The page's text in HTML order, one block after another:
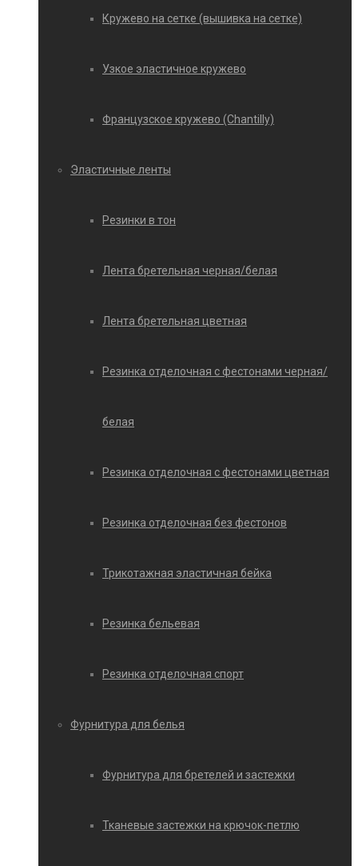
Кружево на сетке (вышивка на сетке)
Узкое эластичное кружево
Французское кружево (Chantilly)
Эластичные ленты
Резинки в тон
Лента бретельная черная/белая
Лента бретельная цветная
Резинка отделочная с фестонами черная/
белая
Резинка отделочная с фестонами цветная
Резинка отделочная без фестонов
Трикотажная эластичная бейка
Резинка бельевая
Резинка отделочная спорт
Фурнитура для белья
Фурнитура для бретелей и застежки
Тканевые застежки на крючок-петлю